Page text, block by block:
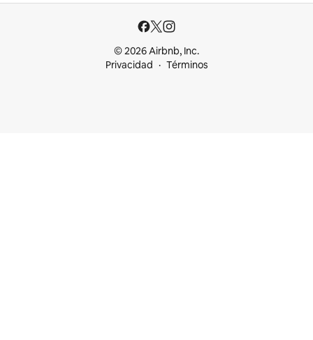
© 2026 Airbnb, Inc.
Privacidad
Términos